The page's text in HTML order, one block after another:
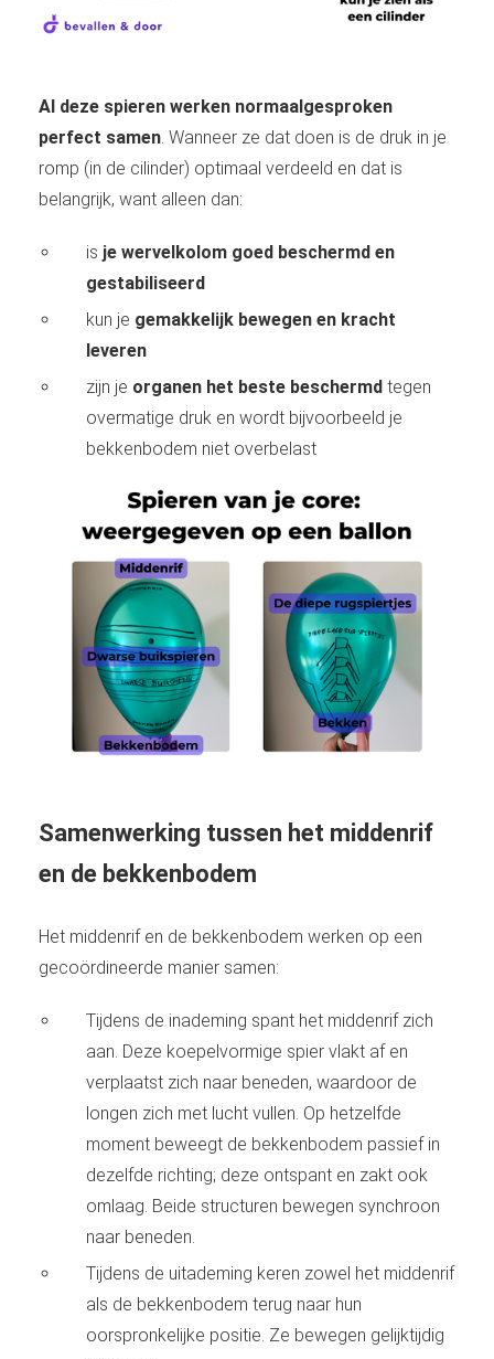
Al deze spieren werken normaalgesproken
perfect samen. Wanneer ze dat doen is de druk in je
romp (in de cilinder) optimaal verdeeld en dat is
belangrijk, want alleen dan:
is je wervelkolom goed beschermd en
gestabiliseerd
kun je gemakkelijk bewegen en kracht
leveren
zijn je organen het beste beschermd tegen
overmatige druk en wordt bijvoorbeeld je
bekkenbodem niet overbelast
Samenwerking tussen het middenrif
en de bekkenbodem
Het middenrif en de bekkenbodem werken op een
gecoördineerde manier samen:
Tijdens de inademing spant het middenrif zich
aan. Deze koepelvormige spier vlakt af en
verplaatst zich naar beneden, waardoor de
longen zich met lucht vullen. Op hetzelfde
moment beweegt de bekkenbodem passief in
dezelfde richting; deze ontspant en zakt ook
omlaag. Beide structuren bewegen synchroon
naar beneden.
Tijdens de uitademing keren zowel het middenrif
als de bekkenbodem terug naar hun
oorspronkelijke positie. Ze bewegen gelijktijdig